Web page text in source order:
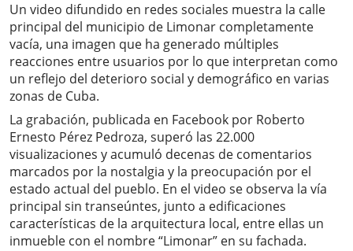
Un video difundido en redes sociales muestra la calle
principal del municipio de Limonar completamente
vacía, una imagen que ha generado múltiples
reacciones entre usuarios por lo que interpretan como
un reflejo del deterioro social y demográfico en varias
zonas de Cuba.
La grabación, publicada en Facebook por Roberto
Ernesto Pérez Pedroza, superó las 22.000
visualizaciones y acumuló decenas de comentarios
marcados por la nostalgia y la preocupación por el
estado actual del pueblo. En el video se observa la vía
principal sin transeúntes, junto a edificaciones
características de la arquitectura local, entre ellas un
inmueble con el nombre “Limonar” en su fachada.